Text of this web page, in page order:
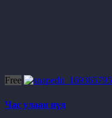
Free
Час улаан нүд